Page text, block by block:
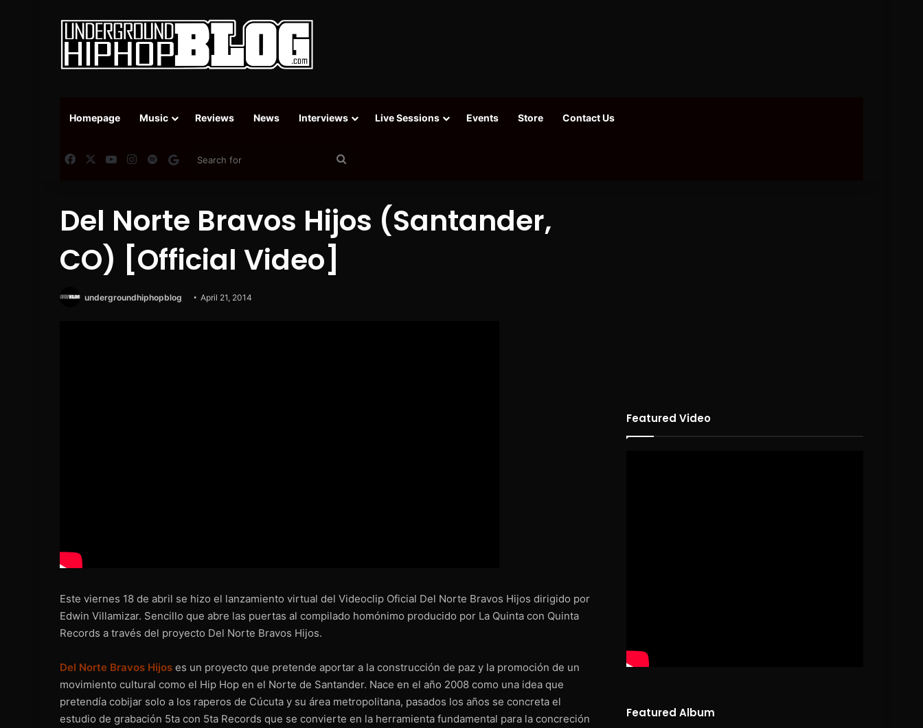
Homepage Music Reviews News Interviews Live Sessions Events Store Contact Us
FacebookYouTubeInstagram
SpotifyGoogle News
Del Norte Bravos Hijos (Santander,
CO) [Official Video]
undergroundhiphopblog April 21, 2014
Este viernes 18 de abril se hizo el lanzamiento virtual del Videoclip Oficial Del Norte Bravos Hijos dirigido por
Edwin Villamizar. Sencillo que abre las puertas al compilado homónimo producido por La Quinta con Quinta
Records a través del proyecto Del Norte Bravos Hijos.
Del Norte Bravos Hijos es un proyecto que pretende aportar a la construcción de paz y la promoción de un
movimiento cultural como el Hip Hop en el Norte de Santander. Nace en el año 2008 como una idea que
pretendía cobijar solo a los raperos de Cúcuta y su área metropolitana, pasados los años se concreta el
estudio de grabación 5ta con 5ta Records que se convierte en la herramienta fundamental para la concreción
Featured Video
Featured Album